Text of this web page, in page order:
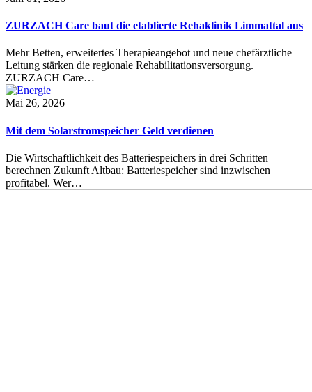
ZURZACH Care baut die etablierte Rehaklinik Limmattal aus
Mehr Betten, erweitertes Therapieangebot und neue chefärztliche
Leitung stärken die regionale Rehabilitationsversorgung.
ZURZACH Care…
Mai 26, 2026
Mit dem Solarstromspeicher Geld verdienen
Die Wirtschaftlichkeit des Batteriespeichers in drei Schritten
berechnen Zukunft Altbau: Batteriespeicher sind inzwischen
profitabel. Wer…